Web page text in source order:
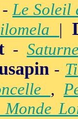
-Le Soleil
|
-
-
,
Monde